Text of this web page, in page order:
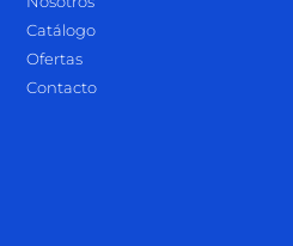
Catálogo
Ofertas
Contacto